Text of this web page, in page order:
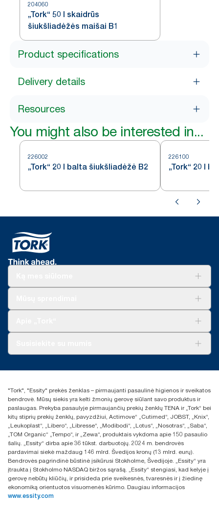
204060
„Tork“ 50 l skaidrūs
šiukšliadėžės maišai B1
Product specifications
Delivery details
Resources
You might also be interested in...
226002
„Tork“ 20 l balta šiukšliadėžė B2
226100
„Tork“ 20 l
+370 5 268 3455
UAB Essity Lithuania
Naugarduko g. 98
LT-03160 Vilnius, Lietuva
"Tork", "Essity" prekės ženklas – pirmaujanti pasaulinė higienos ir sveikatos
bendrovė. Mūsų siekis yra kelti žmonių gerovę siūlant savo produktus ir
paslaugas. Prekyba pasaulyje pirmaujančių prekių ženklų TENA ir „Tork“ bei
kitų stiprių prekių ženklų, pavyzdžiui, Actimove“ „Cutimed“, JOBST, „Knix“,
„Leukoplast“, „Libero“, „Libresse“, „Modibodi“, „Lotus“, „Nosotras“, „Saba“,
„TOM Organic“ „Tempo“, ir „Zewa“, produktais vykdoma apie 150 pasaulio
šalių. „Essity“ dirba apie 36 tūkst. darbuotojų. 2024 m. bendrovės
pardavimai siekė maždaug 146 mlrd. Švedijos kronų (13 mlrd. eurų).
Bendrovės pagrindinė būstinė įsikūrusi Stokholme, Švedijoje. „Essity“ yra
įtraukta į Stokholmo NASDAQ biržos sąrašą. „Essity“ stengiasi, kad kelyje į
gerovę nebūtų kliūčių, ir prisideda prie sveikesnės, tvaresnės ir į žiedinę
ekonomiką orientuotos visuomenės kūrimo. Daugiau informacijos
www.essity.com